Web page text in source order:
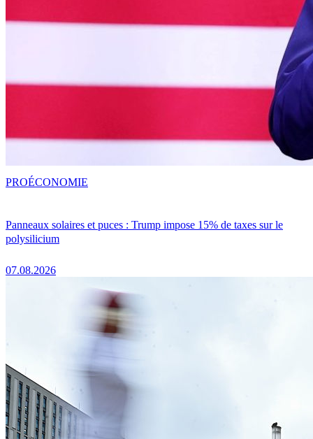
Panneaux solaires et puces : Trump impose 15% de taxes sur le
polysilicium
07.08.2026
PROÉCONOMIE